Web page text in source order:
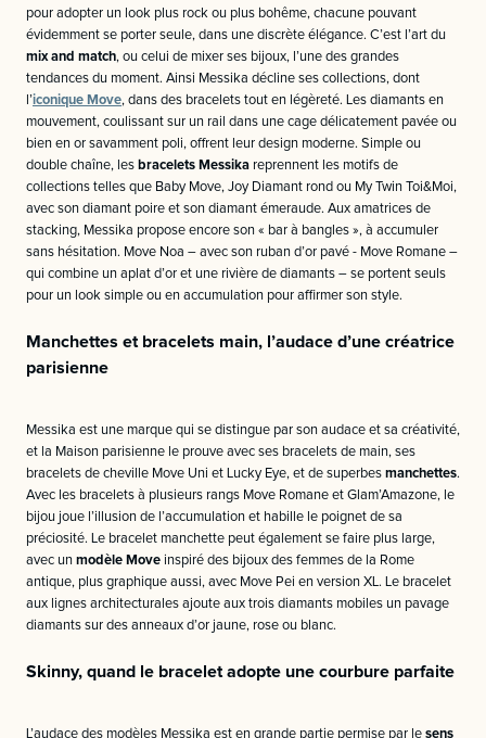
pour adopter un look plus rock ou plus bohême, chacune pouvant
évidemment se porter seule, dans une discrète élégance. C’est l’art du
mix and match, ou celui de mixer ses bijoux, l’une des grandes
tendances du moment. Ainsi Messika décline ses collections, dont
l’iconique Move, dans des bracelets tout en légèreté. Les diamants en
mouvement, coulissant sur un rail dans une cage délicatement pavée ou
bien en or savamment poli, offrent leur design moderne. Simple ou
double chaîne, les bracelets Messika reprennent les motifs de
collections telles que Baby Move, Joy Diamant rond ou My Twin Toi&Moi,
avec son diamant poire et son diamant émeraude. Aux amatrices de
stacking, Messika propose encore son « bar à bangles », à accumuler
sans hésitation. Move Noa – avec son ruban d’or pavé - Move Romane –
qui combine un aplat d’or et une rivière de diamants – se portent seuls
pour un look simple ou en accumulation pour affirmer son style.
Manchettes et bracelets main, l’audace d’une créatrice
parisienne
Messika est une marque qui se distingue par son audace et sa créativité,
et la Maison parisienne le prouve avec ses bracelets de main, ses
bracelets de cheville Move Uni et Lucky Eye, et de superbes manchettes.
Avec les bracelets à plusieurs rangs Move Romane et Glam’Amazone, le
bijou joue l’illusion de l’accumulation et habille le poignet de sa
préciosité. Le bracelet manchette peut également se faire plus large,
avec un modèle Move inspiré des bijoux des femmes de la Rome
antique, plus graphique aussi, avec Move Pei en version XL. Le bracelet
aux lignes architecturales ajoute aux trois diamants mobiles un pavage
diamants sur des anneaux d’or jaune, rose ou blanc.
Skinny, quand le bracelet adopte une courbure parfaite
L’audace des modèles Messika est en grande partie permise par le sens